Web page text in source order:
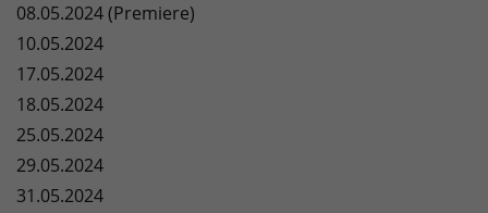
08.05.2024 (Premiere)
10.05.2024
17.05.2024
18.05.2024
25.05.2024
29.05.2024
31.05.2024